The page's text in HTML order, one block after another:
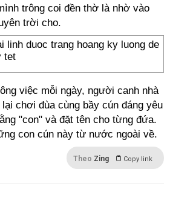
trông coi đền thờ là nhờ vào
trời cho.
việc mỗi ngày, người canh nhà
chơi đùa cùng bầy cún đáng yêu
"con" và đặt tên cho từng đứa.
con cún này từ nước ngoài về.
Theo Zing Copy link